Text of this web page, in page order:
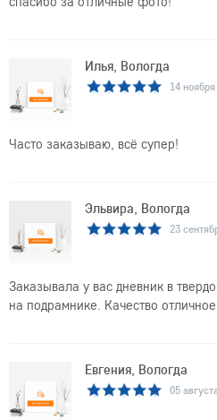
Илья, Вологда
14
Часто заказываю, всё супер!
Эльвира, Вологда
23
Заказывала у вас дневник в
на подрамнике. Качество
Евгения, Вологда
05